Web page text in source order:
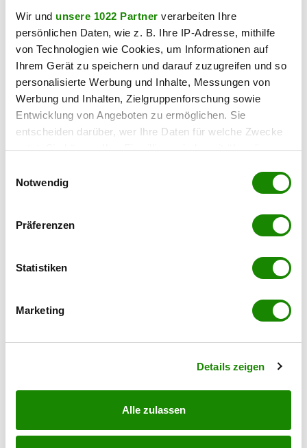
Wir und unsere 1022 Partner verarbeiten Ihre
persönlichen Daten, wie z. B. Ihre IP-Adresse, mithilfe
von Technologien wie Cookies, um Informationen auf
Ihrem Gerät zu speichern und darauf zuzugreifen und so
personalisierte Werbung und Inhalte, Messungen von
Werbung und Inhalten, Zielgruppenforschung sowie
Entwicklung von Angeboten zu ermöglichen. Sie
entscheiden darüber, wer Ihre Daten für welche Zwecke
nutzt. Sie können Ihre Einwilligung jederzeit über die
Trigger Symbol ändern oder widerrufen
Informationen über Ihre geografische Lage
können
bestimmten Merkmalen (Fingerprinting) identifizieren
Erfahren Sie mehr darüber, wie Ihre persönlichen Daten
Notwendig
Präferenzen
Statistiken
Marketing
Details zeigen
Alle zulassen
Mitten in Fischamend – Einfamilienhaus mit